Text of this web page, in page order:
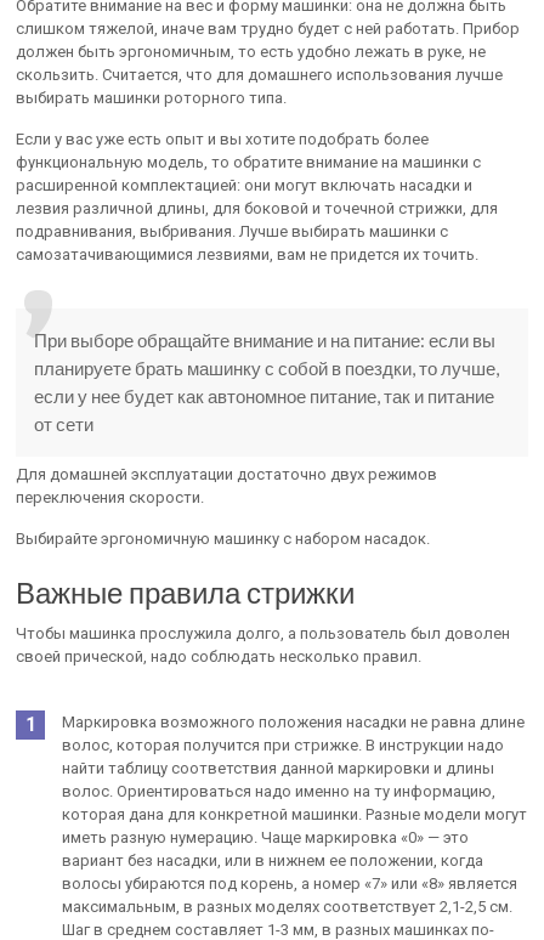
Обратите внимание на вес и форму машинки: она не должна быть
слишком тяжелой, иначе вам трудно будет с ней работать. Прибор
должен быть эргономичным, то есть удобно лежать в руке, не
скользить. Считается, что для домашнего использования лучше
выбирать машинки роторного типа.
Если у вас уже есть опыт и вы хотите подобрать более
функциональную модель, то обратите внимание на машинки с
расширенной комплектацией: они могут включать насадки и
лезвия различной длины, для боковой и точечной стрижки, для
подравнивания, выбривания. Лучше выбирать машинки с
самозатачивающимися лезвиями, вам не придется их точить.
При выборе обращайте внимание и на питание: если вы
планируете брать машинку с собой в поездки, то лучше,
если у нее будет как автономное питание, так и питание
от сети
Для домашней эксплуатации достаточно двух режимов
переключения скорости.
Выбирайте эргономичную машинку с набором насадок.
Важные правила стрижки
Чтобы машинка прослужила долго, а пользователь был доволен
своей прической, надо соблюдать несколько правил.
Маркировка возможного положения насадки не равна длине
волос, которая получится при стрижке. В инструкции надо
найти таблицу соответствия данной маркировки и длины
волос. Ориентироваться надо именно на ту информацию,
которая дана для конкретной машинки. Разные модели могут
иметь разную нумерацию. Чаще маркировка «0» — это
вариант без насадки, или в нижнем ее положении, когда
волосы убираются под корень, а номер «7» или «8» является
максимальным, в разных моделях соответствует 2,1-2,5 см.
Шаг в среднем составляет 1-3 мм, в разных машинках по-